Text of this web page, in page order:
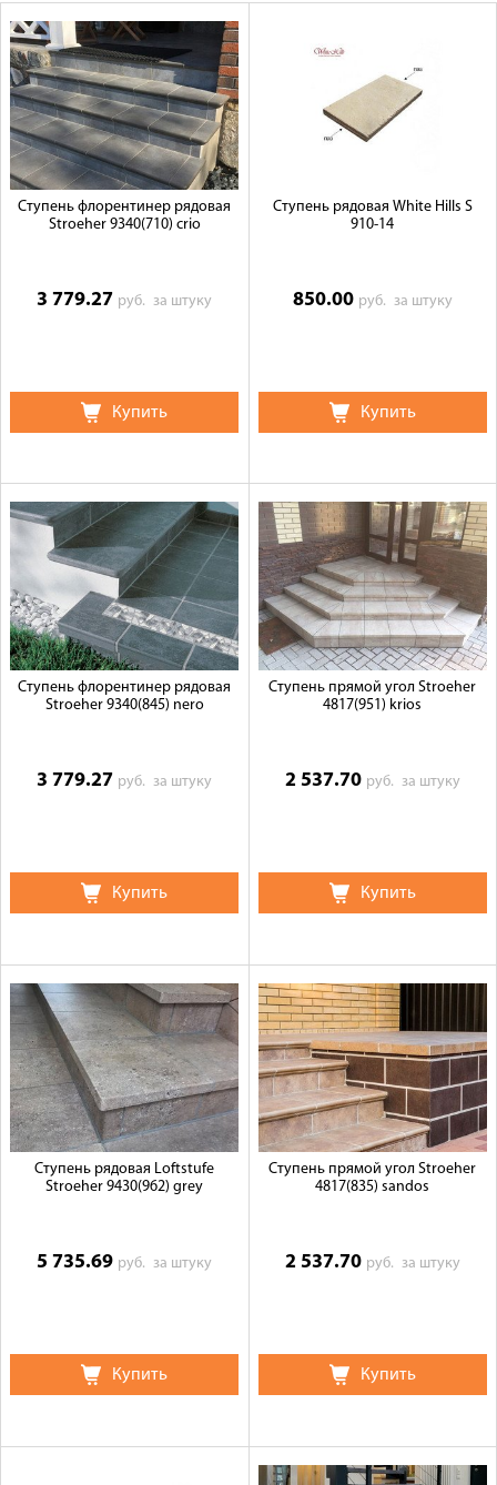
Оплата
Доставка
Сотрудничество
Галерея объектов
Контакты
Ступень флорентинер рядовая
Stroeher 9340(710) crio
3 779.27 руб.за штуку
Купить
Ступень рядовая White Hills S
910-14
850.00 руб. за штуку
Купить
Ступень флорентинер рядовая
Stroeher 9340(845) nero
3 779.27 руб.за штуку
Купить
Ступень прямой угол Stroeher
4817(951) krios
2 537.70 руб. за штуку
Купить
Ступень рядовая Loftstufe
Stroeher 9430(962) grey
5 735.69 руб.за штуку
Купить
Ступень прямой угол Stroeher
4817(835) sandos
2 537.70 руб. за штуку
Купить